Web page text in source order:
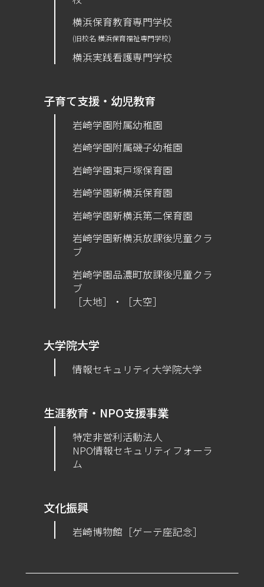
横浜保育教育専門学校
(旧校名 横浜保育福祉専門学校)
横浜実践看護専門学校
子育て支援・幼児教育
岩崎学園附属幼稚園
岩崎学園附属磯子幼稚園
岩崎学園東戸塚保育園
岩崎学園新横浜保育園
​岩崎学園新横浜第二保育園
岩崎学園新横浜放課後児童クラ
ブ
岩崎学園品濃町放課後児童クラ
ブ
［大地］・［大空］
大学院大学
情報セキュリティ大学院大学
生涯教育・NPO支援事業
特定非営利活動法人
NPO情報セキュリティフォーラ
ム
文化振興
岩崎博物館［ゲーテ座記念］